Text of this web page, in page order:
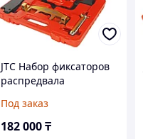
JTC Набор фиксаторов
распредвала
кейсе JTC
Под заказ
182 000 ₸